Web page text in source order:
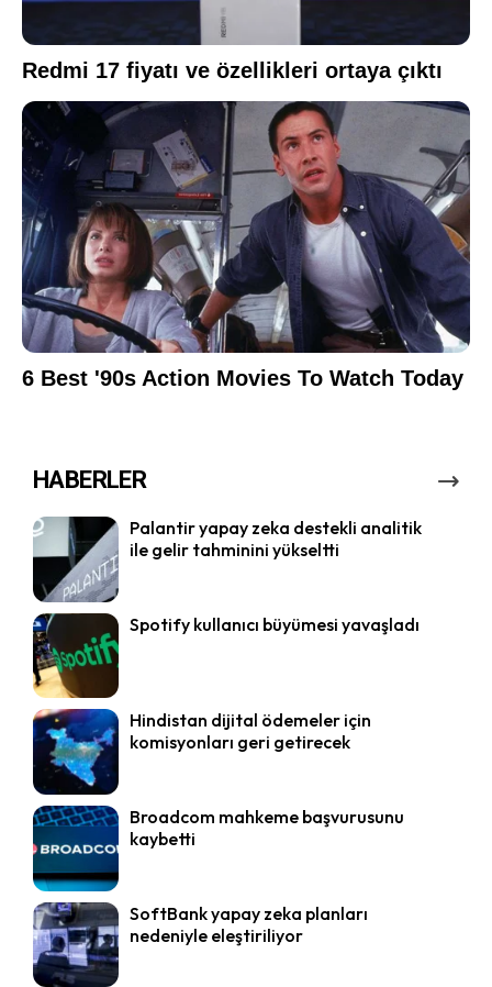
HABERLER
Palantir yapay zeka destekli analitik
ile gelir tahminini yükseltti
Spotify kullanıcı büyümesi yavaşladı
Hindistan dijital ödemeler için
komisyonları geri getirecek
Broadcom mahkeme başvurusunu
kaybetti
SoftBank yapay zeka planları
nedeniyle eleştiriliyor